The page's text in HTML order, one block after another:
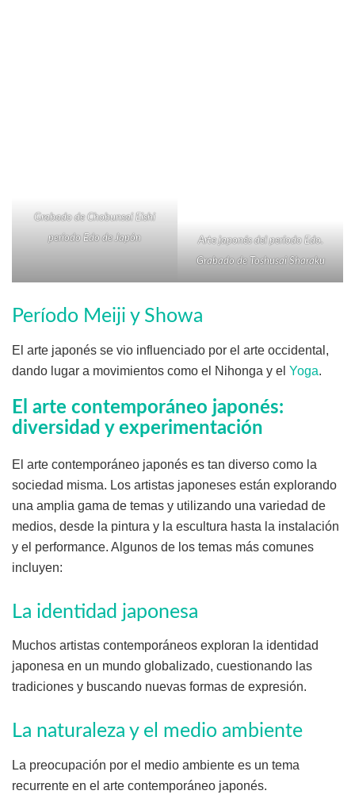
Grabado de Chobunsai Eishi
período Edo de Japón
Arte japonés del período Edo.
Grabado de Toshusai Sharaku
Período Meiji y Showa
El arte japonés se vio influenciado por el arte occidental,
dando lugar a movimientos como el Nihonga y el Yoga.
El arte contemporáneo japonés:
diversidad y experimentación
El arte contemporáneo japonés es tan diverso como la
sociedad misma. Los artistas japoneses están explorando
una amplia gama de temas y utilizando una variedad de
medios, desde la pintura y la escultura hasta la instalación
y el performance. Algunos de los temas más comunes
incluyen:
La identidad japonesa
Muchos artistas contemporáneos exploran la identidad
japonesa en un mundo globalizado, cuestionando las
tradiciones y buscando nuevas formas de expresión.
La naturaleza y el medio ambiente
La preocupación por el medio ambiente es un tema
recurrente en el arte contemporáneo japonés.